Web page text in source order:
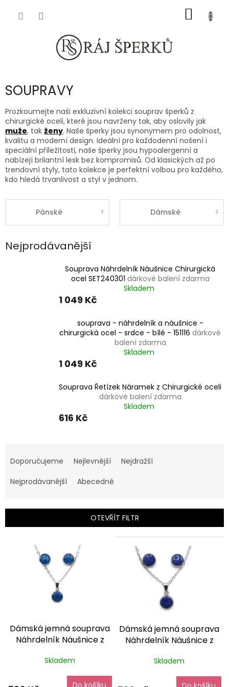
KOŠÍK
SOUPRAVY
Prozkoumejte naši exkluzivní kolekci souprav šperků z
chirurgické oceli, které jsou navrženy tak, aby oslovily jak
muže, tak ženy. Naše šperky jsou synonymem pro odolnost,
kvalitu a moderní design. Ideální pro každodenní nošení i
speciální příležitosti, naše šperky jsou hypoalergenní a
nabízejí brilantní lesk bez kompromisů. Od klasických až po
trendovní styly, tato kolekce je perfektní volbou pro každého,
kdo hledá trvanlivost a styl v jednom.
Pánské Dámské
Nejprodávanější
Souprava Náhrdelník Náušnice Chirurgická
ocel SET240301 dárkové balení zdarma
Skladem
1 049 Kč
souprava - náhrdelník a náušnice -
chirurgická ocel - srdce - bílé - 151116 dárkové
balení zdarma
Skladem
1 049 Kč
Souprava Řetízek Náramek z Chirurgické oceli
dárkové balení zdarma
Skladem
616 Kč
a
e
í
r
Doporučujeme Nejlevnější
Nejdražší
Nejprodávanější
Abecedně
OTEVŘÍT FILTR
dDámská jemná souprava
Náhrdelník Náušnice z
dárkové balení zdarma
Skladem
Do košíku
Dámská jemná souprava
Náhrdelník Náušnice z
dárkové balení zdarma
Skladem